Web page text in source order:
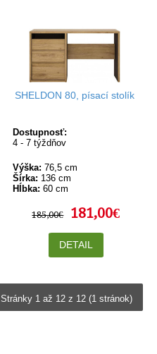
SHELDON 80, písací stolík
Dostupnosť:
4 - 7 týždňov
Výška: 76,5 cm
Šírka: 136 cm
Hĺbka: 60 cm
185,00€ 181,00€
DETAIL
Stránky 1 až 12 z 12 (1 stránok)